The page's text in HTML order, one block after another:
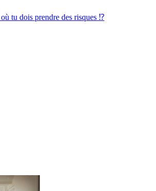
tu dois prendre des risques ⁉️